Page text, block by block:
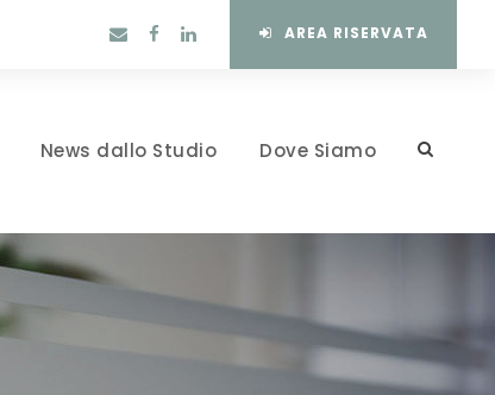
AREA RISERVATA
News dallo Studio Dove Siamo